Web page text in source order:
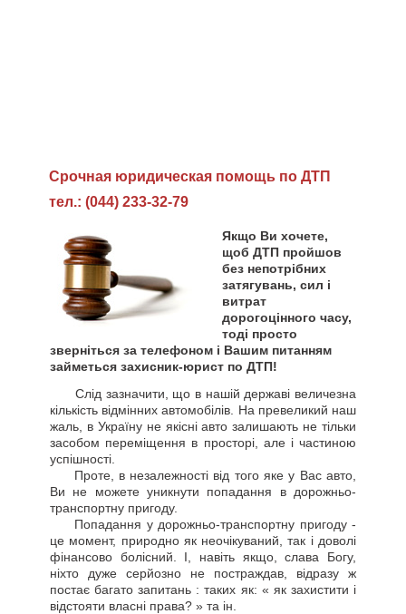
Cрочная юридическая помощь по ДТП
тел.: (044) 233-32-79
Якщо Ви хочете,
щоб ДТП пройшов
без непотрібних
затягувань, сил і
витрат
дорогоцінного часу,
тоді просто
зверніться за телефоном і Вашим питанням
займеться захисник-юрист по ДТП!
Слід зазначити, що в нашій державі величезна
кількість відмінних автомобілів. На превеликий наш
жаль, в Україну не якісні авто залишають не тільки
засобом переміщення в просторі, але і частиною
успішності.
Проте, в незалежності від того яке у Вас авто,
Ви не можете уникнути попадання в дорожньо-
транспортну пригоду.
Попадання у дорожньо-транспортну пригоду -
це момент, природно як неочікуваний, так і доволі
фінансово болісний. І, навіть якщо, слава Богу,
ніхто дуже серйозно не постраждав, відразу ж
постає багато запитань : таких як: « як захистити і
відстояти власні права? » та ін.